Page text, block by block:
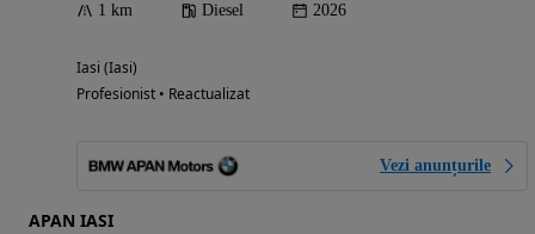
1 km Diesel 2026
Iasi (Iasi)
Profesionist • Reactualizat
Vezi anunțurile
APAN IASI